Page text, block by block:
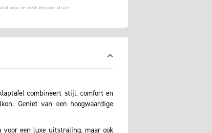
combineert stijl, comfort en
Geniet van een hoogwaardige
een luxe uitstraling, maar ook